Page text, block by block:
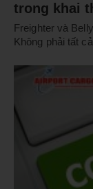
trong khai
Freighter và
Không phải tất